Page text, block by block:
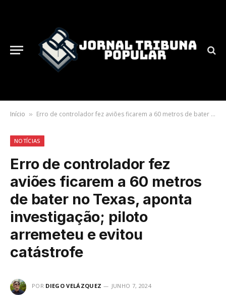
Início » Erro de controlador fez aviões ficarem a 60 metros de bater no Texas, aponta investigação; piloto arremeteu e evitou catástrofe
NOTÍCIAS
Erro de controlador fez
aviões ficarem a 60 metros
de bater no Texas, aponta
investigação; piloto
arremeteu e evitou
catástrofe
POR DIEGO VELÁZQUEZ JUNHO 7, 2024